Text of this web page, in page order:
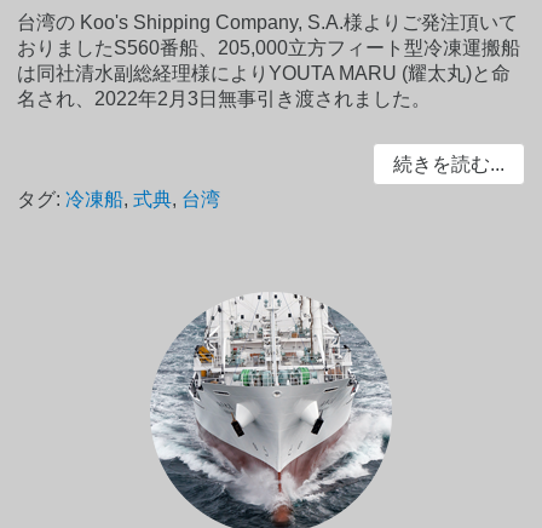
台湾の Koo's Shipping Company, S.A.様よりご発注頂いて
おりましたS560番船、205,000立方フィート型冷凍運搬船
は同社清水副総経理様によりYOUTA MARU (耀太丸)と命
名され、2022年2月3日無事引き渡されました。
続きを読む...
タグ:冷凍船,式典, 台湾